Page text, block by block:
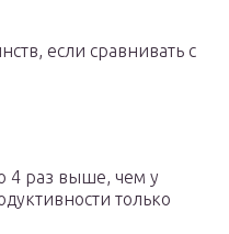
если сравнивать с
4 раз выше, чем у
только